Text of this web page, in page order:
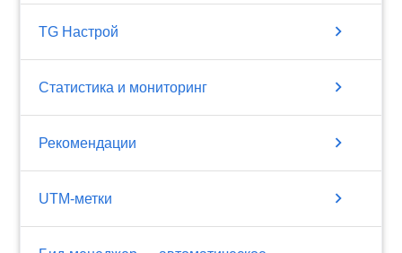
TG Настрой chevron_right
Статистика и мониторинг chevron_right
Рекомендации chevron_right
UTM-метки chevron_right